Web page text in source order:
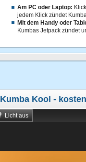
Am PC oder Laptop:
jedem Klick zündet
Mit dem Handy oder
Kumbas Jetpack zündet
Kumba Kool -
Licht aus